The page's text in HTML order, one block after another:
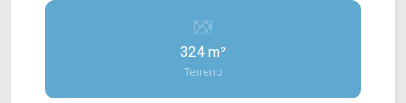
metros, agende uma visita com nossos
mensagem através do WhatsApp para este
número (19) 9.9604 2478.
324 m²
Terreno